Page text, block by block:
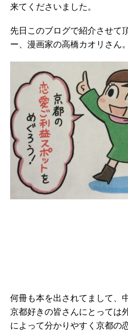
来てくださいました。
先日このブログで紹介させて
ー、漫画家の高橋カオリさん。
何冊も本を出されてまして、
京都好きの皆さんにとっては
によって分かりやすく京都の